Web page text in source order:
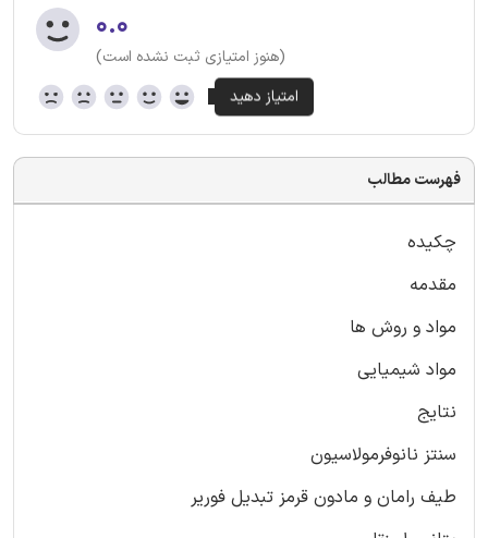
۰.۰
(هنوز امتیازی ثبت نشده است)
فهرست مطالب
چکیده
مقدمه
مواد و روش ها
مواد شیمیایی
نتایج
سنتز نانوفرمولاسیون
طیف رامان و مادون قرمز تبدیل فوریر